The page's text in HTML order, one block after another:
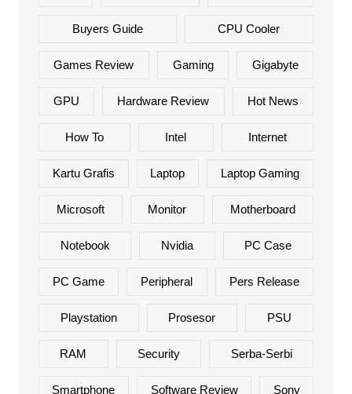
Buyers Guide CPU Cooler
Games Review Gaming Gigabyte
GPU Hardware Review Hot News
How To Intel Internet
Kartu Grafis Laptop Laptop Gaming
Microsoft Monitor Motherboard
Notebook Nvidia PC Case
PC Game Peripheral Pers Release
Playstation Prosesor PSU
RAM Security Serba-Serbi
Smartphone Software Review Sony